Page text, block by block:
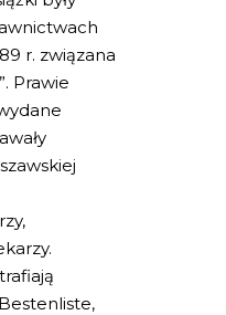
r. związana
Prawie